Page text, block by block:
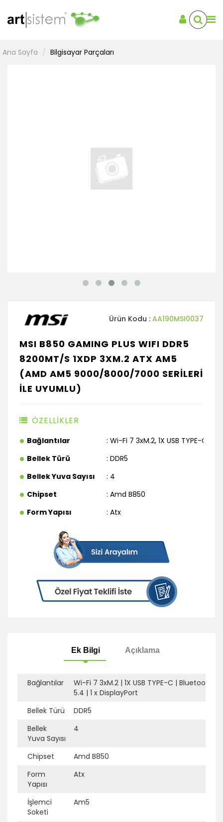
Ana Sayfa Bilgisayar Parçaları
Ürün Kodu : AA190MSI0037
MSI B850 GAMING PLUS WIFI DDR5
8200MT/S 1XDP 3XM.2 ATX AM5
(AMD AM5 9000/8000/7000 SERİLERİ
İLE UYUMLU)
ÖZELLİKLER
Bağlantılar : Wi-Fi 7 3xM.2, 1X USB TYPE-C
Bellek Türü
: DDR5
Bellek Yuva Sayısı
: 4
Chipset
: Amd B850
Form Yapısı
: Atx
Bağlantılar Wi-Fi 7 3xM.2 | 1X USB TYPE-C | Bluetooth®
5.4 | 1 x DisplayPort
Bellek Türü
DDR5
Bellek
Yuva Sayısı
4
Chipset
Amd B850
Form
Yapısı
Atx
İşlemci
Soketi
Am5